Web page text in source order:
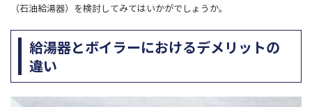
（石油給湯器）を検討してみてはいかがでしょうか。
給湯器とボイラーにおけるデメリットの
違い